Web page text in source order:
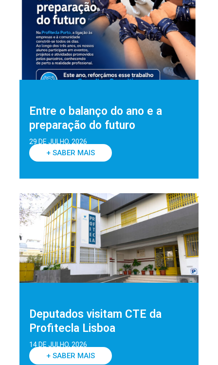
Entre o balanço do ano e a
preparação do futuro
29 DE JULHO, 2026
+ SABER MAIS
Deputados visitam CTE da
Profitecla Lisboa
14 DE JULHO, 2026
+ SABER MAIS